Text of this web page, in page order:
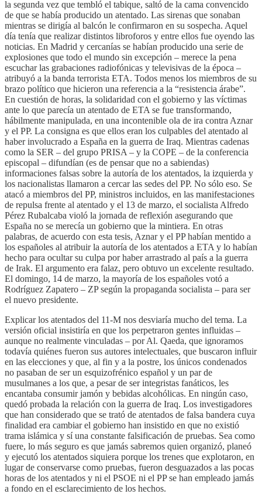
la segunda vez que tembló el tabique, saltó de la cama convencido
de que se había producido un atentado. Las sirenas que sonaban
mientras se dirigía al balcón le confirmaron en su sospecha. Aquel
día tenía que realizar distintos libroforos y entre ellos fue oyendo las
noticias. En Madrid y cercanías se habían producido una serie de
explosiones que todo el mundo sin excepción – merece la pena
escuchar las grabaciones radiofónicas y televisivas de la época –
atribuyó a la banda terrorista ETA. Todos menos los miembros de su
brazo político que hicieron una referencia a la “resistencia árabe”.
En cuestión de horas, la solidaridad con el gobierno y las víctimas
ante lo que parecía un atentado de ETA se fue transformando,
hábilmente manipulada, en una incontenible ola de ira contra Aznar
y el PP. La consigna es que ellos eran los culpables del atentado al
haber involucrado a España en la guerra de Iraq. Mientras cadenas
como la SER – del grupo PRISA – y la COPE – de la conferencia
episcopal – difundían (es de pensar que no a sabiendas)
informaciones falsas sobre la autoría de los atentados, la izquierda y
los nacionalistas llamaron a cercar las sedes del PP. No sólo eso. Se
atacó a miembros del PP, ministros incluidos, en las manifestaciones
de repulsa frente al atentado y el 13 de marzo, el socialista Alfredo
Pérez Rubalcaba violó la jornada de reflexión asegurando que
España no se merecía un gobierno que la mintiera. En otras
palabras, de acuerdo con esta tesis, Aznar y el PP habían mentido a
los españoles al atribuir la autoría de los atentados a ETA y lo habían
hecho para ocultar su culpa por haber arrastrado al país a la guerra
de Irak. El argumento era falaz, pero obtuvo un excelente resultado.
El domingo, 14 de marzo, la mayoría de los españoles votó a
Rodríguez Zapatero – ZP según la propaganda socialista – para ser
el nuevo presidente.
Explicar los atentados del 11-M nos desviaría mucho del tema. La
versión oficial insistiría en que los perpetraron gentes influidas –
aunque no realmente vinculadas – por Al. Qaeda, que ignoramos
todavía quiénes fueron sus autores intelectuales, que buscaron influir
en las elecciones y que, al fin y a la postre, los únicos condenados
no pasaban de ser un esquizofrénico español y un par de
musulmanes a los que, a pesar de ser integristas fanáticos, les
encantaba consumir jamón y bebidas alcohólicas. En ningún caso,
quedó probada la relación con la guerra de Iraq. Los investigadores
que han considerado que se trató de atentados de falsa bandera cuya
finalidad era cambiar el gobierno han insistido en que no existió
trama islámica y sí una constante falsificación de pruebas. Sea como
fuere, lo más seguro es que jamás sabremos quien organizó, planeó
y ejecutó los atentados siquiera porque los trenes que explotaron, en
lugar de conservarse como pruebas, fueron desguazados a las pocas
horas de los atentados y ni el PSOE ni el PP se han empleado jamás
a fondo en el esclarecimiento de los hechos.